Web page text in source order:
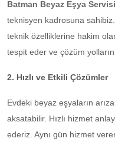
Batman Beyaz Eşya Servisi
teknisyen kadrosuna
teknik özelliklerine hakim
tespit eder ve çözüm
2. Hızlı ve Etkili Çözümler
Evdeki beyaz eşyaların
aksatabilir. Hızlı hizmet
ederiz. Aynı gün hizmet